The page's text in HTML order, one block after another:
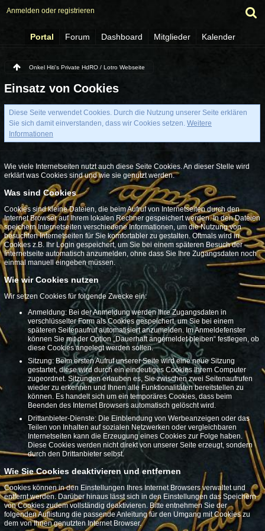
Anmelden oder registrieren
Portal Forum Dashboard Mitglieder Kalender
Onkel Hiti's Private HdRO / Lotro Webseite
Einsatz von Cookies
Diese Seite verwendet Cookies. Durch die Nutzung unserer Seite erklären
Sie sich damit einverstanden, dass wir Cookies setzen. Weitere
Informationen
Wie viele Internetseiten nutzt auch diese Seite Cookies. An dieser Stelle wird
erklärt was Cookies sind und wie sie genutzt werden.
Was sind Cookies
Cookies sind kleine Dateien, die beim Aufruf von Internetseiten durch den
Internet Browser auf Ihrem lokalen Rechner gespeichert werden. In den Dateien
speichern Internetseiten verschiedene Informationen, um die Nutzung von
besuchten Internetseiten für Sie komfortabler zu gestalten. Oftmals wird in
Cookies z.B. Ihr Login gespeichert, um Sie bei einem späteren Besuch der
Internetseite automatisch anzumelden, ohne dass Sie Ihre Zugangsdaten noch
einmal manuell eingeben müssen.
Wie wir Cookies nutzen
Wir setzen Cookies für folgende Zwecke ein:
Anmeldung: Bei der Anmeldung werden Ihre Zugangsdaten in
verschlüsselter Form als Cookies gespeichert, um Sie bei einem
späteren Seitenaufruf automatisiert anzumelden. Im Anmeldefenster
können Sie mit der Option „Dauerhaft angemeldet bleiben“ festlegen, ob
diese Cookies angelegt werden sollen.
Sitzung: Beim ersten Aufruf unserer Seite wird eine neue Sitzung
gestartet, diese wird durch ein eindeutiges Cookies Ihrem Computer
zugeordnet. Sitzungen erlauben es, Sie zwischen zwei Seitenaufrufen
wieder zu erkennen und Ihnen alle Funktionalitäten bereitstellen zu
können. Es handelt sich um ein temporäres Cookies, dass beim
Beenden des Internet Browsers automatisch gelöscht wird.
Drittanbieter-Dienste: Die Einblendung von Werbeanzeigen oder das
Teilen von Inhalten auf sozialen Netzwerken oder vergleichbaren
Internetseiten kann die Erzeugung eines Cookies zur Folge haben.
Diese Cookies werden nicht direkt von unserer Seite erzeugt, sondern
durch den Drittanbieter selbst.
Wie Sie Cookies deaktivieren und entfernen
Cookies können in den Einstellungen Ihres Internet Browsers verwaltet und
entfernt werden. Darüber hinaus lässt sich in den Einstellungen das Speichern
von Cookies zudem vollständig deaktivieren. Bitte entnehmen Sie der
folgenden Auflistung die passende Anleitung für den Umgang mit Cookies zu
dem von Ihnen genutzten Internet Browser.